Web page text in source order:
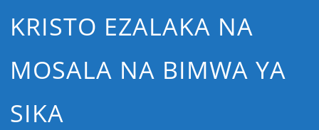
KRISTO EZALAKA NA
MOSALA NA BIMWA YA
SIKA